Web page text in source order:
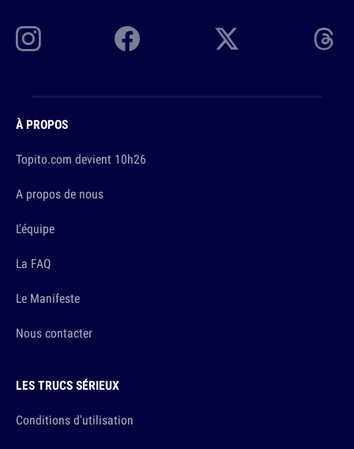
À PROPOS
Topito.com devient 10h26
A propos de nous
L'équipe
La FAQ
Le Manifeste
Nous contacter
LES TRUCS SÉRIEUX
Conditions d'utilisation